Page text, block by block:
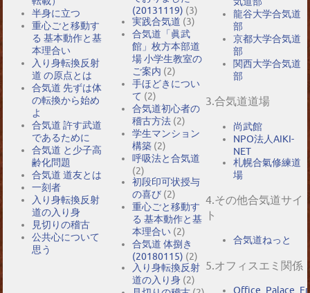
半身に立つ
重心ごと移動す
る 基本動作と基
本理合い
入り身転換反射
道 の原点とは
合気道 先ずは体
の転換から始め
よ
合気道 許す武道
であるために
合気道 と少子高
齢化問題
合気道 道友とは
一刻者
入り身転換反射
道の入り身
見切りの稽古
公共心について
思う
(20131119) (3)
実践合気道 (3)
合気道「眞武
館」枚方本部道
場 小学生教室の
ご案内 (2)
手ほどきについ
て (2)
合気道初心者の
稽古方法 (2)
学生マンション
構築 (2)
呼吸法と合気道
(2)
初段印可状授与
の喜び (2)
重心ごと移動す
る 基本動作と基
本理合い (2)
合気道 体捌き
(20180115) (2)
入り身転換反射
道の入り身 (2)
龍谷大学合気道
部
京都大学合気道
部
関西大学合気道
部
3.合気道道場
尚武館
NPO法人AIKI-
NET
札幌合氣修練道
場
4.その他合気道サイ
ト
合気道ねっと
5.オフィスエミ関係